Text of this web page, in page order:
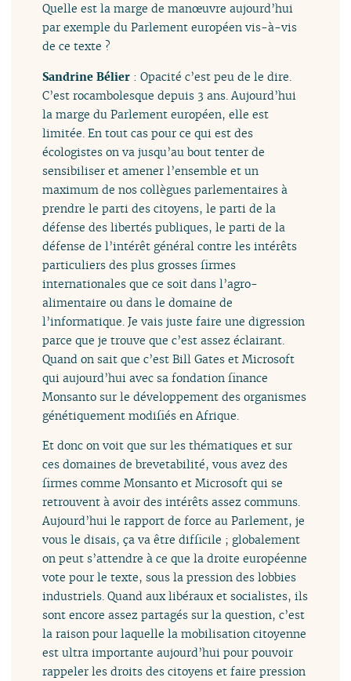
Quelle est la marge de manœuvre aujourd’hui
par exemple du Parlement européen vis-à-vis
de ce texte ?
Sandrine Bélier : Opacité c’est peu de le dire.
C’est rocambolesque depuis 3 ans. Aujourd’hui
la marge du Parlement européen, elle est
limitée. En tout cas pour ce qui est des
écologistes on va jusqu’au bout tenter de
sensibiliser et amener l’ensemble et un
maximum de nos collègues parlementaires à
prendre le parti des citoyens, le parti de la
défense des libertés publiques, le parti de la
défense de l’intérêt général contre les intérêts
particuliers des plus grosses firmes
internationales que ce soit dans l’agro-
alimentaire ou dans le domaine de
l’informatique. Je vais juste faire une digression
parce que je trouve que c’est assez éclairant.
Quand on sait que c’est Bill Gates et Microsoft
qui aujourd’hui avec sa fondation finance
Monsanto sur le développement des organismes
génétiquement modifiés en Afrique.
Et donc on voit que sur les thématiques et sur
ces domaines de brevetabilité, vous avez des
firmes comme Monsanto et Microsoft qui se
retrouvent à avoir des intérêts assez communs.
Aujourd’hui le rapport de force au Parlement, je
vous le disais, ça va être difficile ; globalement
on peut s’attendre à ce que la droite européenne
vote pour le texte, sous la pression des lobbies
industriels. Quand aux libéraux et socialistes, ils
sont encore assez partagés sur la question, c’est
la raison pour laquelle la mobilisation citoyenne
est ultra importante aujourd’hui pour pouvoir
rappeler les droits des citoyens et faire pression